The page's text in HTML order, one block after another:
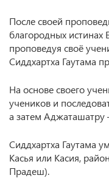
После своей
благородных истинах
проповедуя своё
Сиддхартха Гаутама
На основе своего
учеников и
а затем Аджаташатру
Сиддхартха Гаутама
Касья или Касия,
Прадеш).